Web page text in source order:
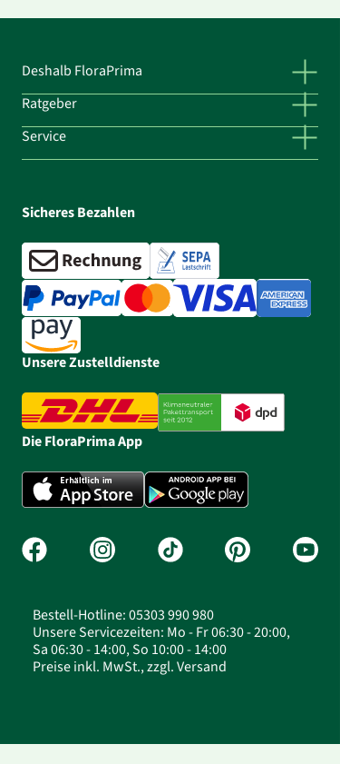
Deshalb FloraPrima
Ratgeber
Service
Sicheres Bezahlen
Unsere Zustelldienste
Die FloraPrima App
Bestell-Hotline: 05303 990 980
Unsere Servicezeiten: Mo - Fr 06:30 - 20:00,
Sa 06:30 - 14:00, So 10:00 - 14:00
Preise inkl. MwSt., zzgl. Versand